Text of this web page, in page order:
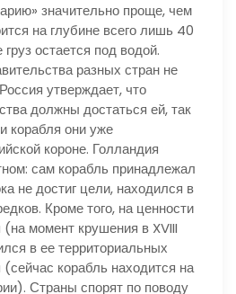
значительно проще, чем
на глубине всего лишь 40
остается под водой.
разных стран не
утверждает, что
должны достаться ей, так
корабля они уже
короне. Голландия
сам корабль принадлежал
не достиг цели, находился в
Кроме того, на ценности
момент крушения в XVIII
в ее территориальных
корабль находится на
Страны спорят по поводу